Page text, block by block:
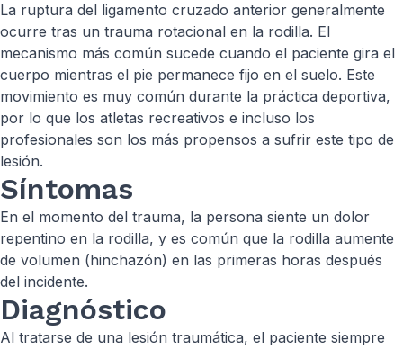
La ruptura del ligamento cruzado anterior generalmente
ocurre tras un trauma rotacional en la rodilla. El
mecanismo más común sucede cuando el paciente gira el
cuerpo mientras el pie permanece fijo en el suelo. Este
movimiento es muy común durante la práctica deportiva,
por lo que los atletas recreativos e incluso los
profesionales son los más propensos a sufrir este tipo de
lesión.
Síntomas
En el momento del trauma, la persona siente un dolor
repentino en la rodilla, y es común que la rodilla aumente
de volumen (hinchazón) en las primeras horas después
del incidente.
Diagnóstico
Al tratarse de una lesión traumática, el paciente siempre